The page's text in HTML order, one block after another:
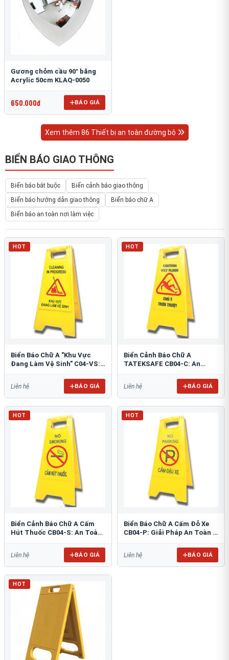
Gương chỏm cầu 90° bằng
Acrylic 50cm KLAQ-0050
650.000đ BÁO GIÁ
Xem thêm 86 Thiết bị an toàn đường bộ
BIỂN BÁO GIAO THÔNG
Biển báo bắt buộc
Biển cảnh báo giao thông
Biển báo hướng dẫn giao thông
Biển báo chữ A
Biển báo an toàn nơi làm việc
HOT
Biển Báo Chữ A "Khu Vực
Đang Làm Vệ Sinh" C04-VS:
Liên hệ BÁO GIÁ
HOT
Biển Cảnh Báo Chữ A
TATEKSAFE CB04-C: An
Liên hệ BÁO GIÁ
HOT
Biển Cảnh Báo Chữ A Cấm
Hút Thuốc CB04-S: An Toàn
Liên hệ BÁO GIÁ
HOT
Biển Báo Chữ A Cấm Đỗ Xe
CB04-P: Giải Pháp An Toàn &
Liên hệ BÁO GIÁ
HOT